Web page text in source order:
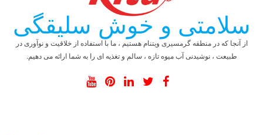
سلامتی و خوش سلیقگی
از آنجا که در منطقه گرمسیری ویتنام هستیم ، ما با استفاده از خلاقیت و نوآوری در
طبیعت ، نوشیدنی آب میوه تازه ، سالم و تغذیه ای را به شما ارائه می دهیم.